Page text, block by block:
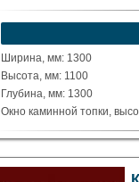
Какая цена Вас
устроит?
Указать цену
Ширина, мм: 1300
Высота, мм: 1100
Глубина, мм: 1300
Окно каминной топки,
Окно каминной топки,
Материал: полированные